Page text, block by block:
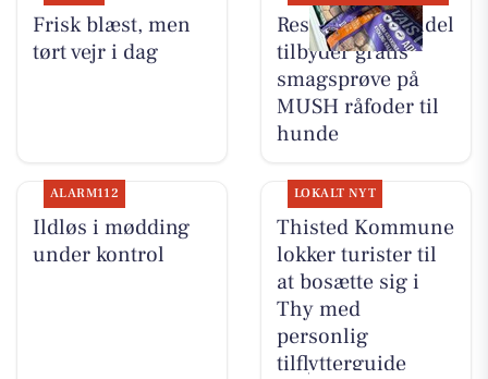
Frisk blæst, men
tørt vejr i dag
Resen Landhandel
tilbyder gratis
smagsprøve på
MUSH råfoder til
hunde
ALARM112
Ildløs i mødding
under kontrol
LOKALT NYT
Thisted Kommune
lokker turister til
at bosætte sig i
Thy med
personlig
tilflytterguide